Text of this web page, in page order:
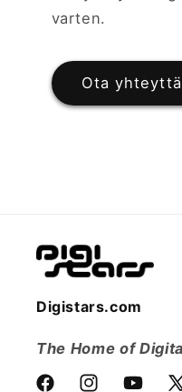
varten.
Ota yhteyttä
Digistars.com
The Home of